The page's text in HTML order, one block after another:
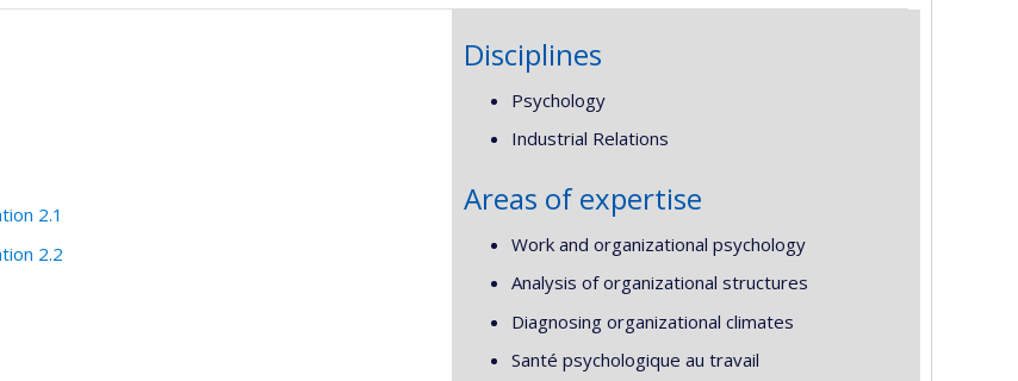
2.1
2.2
Disciplines
Psychology
Industrial Relations
Areas of expertise
Work and organizational psychology
Analysis of organizational structures
Diagnosing organizational climates
Santé psychologique au travail